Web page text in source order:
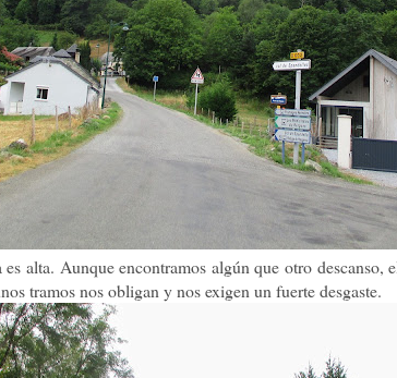
alta. Aunque encontramos algún que otro descanso,
tramos nos obligan y nos exigen un fuerte desgaste.